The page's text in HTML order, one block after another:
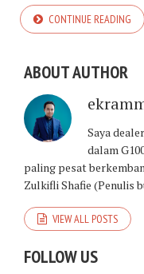
CONTINUE READING
ABOUT AUTHOR
Saya
dalam
paling pesat
Zulkifli Shafie (Penulis
VIEW ALL POSTS
FOLLOW US